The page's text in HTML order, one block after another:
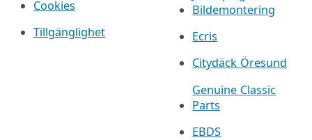
Cookies
Tillgänglighet
Bildemontering
Ecris
Citydäck Öresund
Genuine Classic
Parts
EBDS